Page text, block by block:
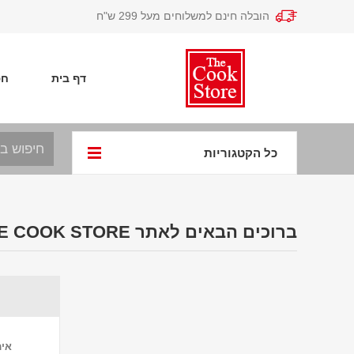
הובלה חינם למשלוחים מעל 299 ש"ח
דף בית
כל הקטגוריות
ברוכים הבאים לאתר THE COOK STORE